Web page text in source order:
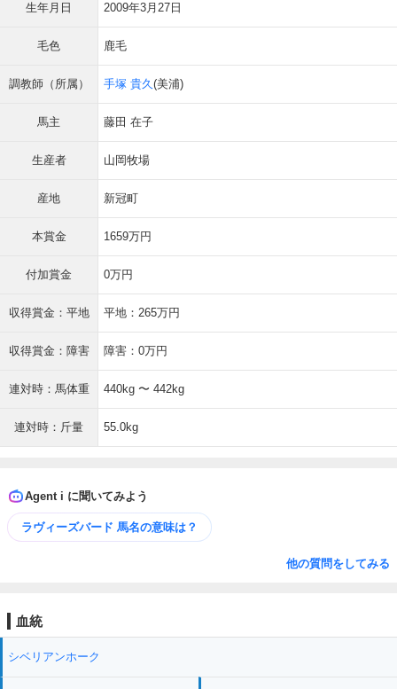
生年月日 2009年3月27日
毛色 鹿毛
調教師（所属） 手塚 貴久(美浦)
馬主 藤田 在子
生産者 山岡牧場
産地 新冠町
本賞金 1659万円
付加賞金 0万円
収得賞金：平地 平地：265万円
収得賞金：障害 障害：0万円
連対時：馬体重 440kg 〜 442kg
連対時：斤量 55.0kg
Agent i に聞いてみよう
ラヴィーズバード 馬名の意味は？
他の質問をしてみる
血統
シベリアンホーク